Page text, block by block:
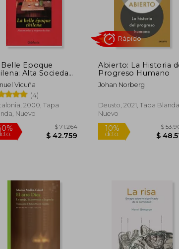
Belle Epoque
Alta Sociedad
de Elite
Vicuña
(4)
2000, Tapa
Nuevo
40%
dcto.
Abierto: La Historia
Progreso Humano
Johan Norberg
Deusto, 2021, Tapa Blanda,
Nuevo
10%
dcto.